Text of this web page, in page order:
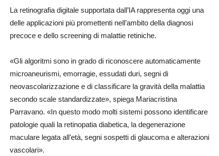
La retinografia digitale supportata dall’IA rappresenta oggi una
delle applicazioni più promettenti nell’ambito della diagnosi
precoce e dello screening di malattie retiniche.
«Gli algoritmi sono in grado di riconoscere automaticamente
microaneurismi, emorragie, essudati duri, segni di
neovascolarizzazione e di classificare la gravità della malattia
secondo scale standardizzate», spiega Mariacristina
Parravano. «In questo modo molti sistemi possono identificare
patologie quali la retinopatia diabetica, la degenerazione
maculare legata all’età, segni sospetti di glaucoma e alterazioni
vascolari».